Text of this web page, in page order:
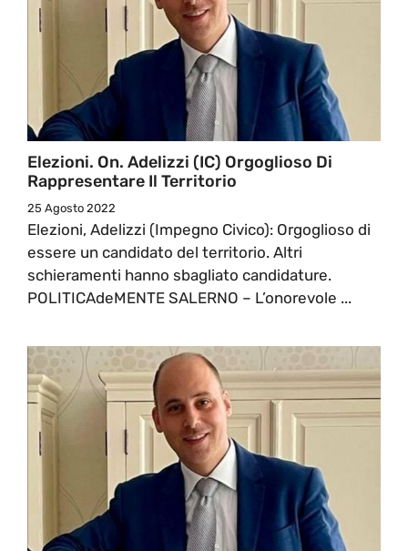
Elezioni. On. Adelizzi (IC) Orgoglioso Di
Rappresentare Il Territorio
25 Agosto 2022
Elezioni, Adelizzi (Impegno Civico): Orgoglioso di
essere un candidato del territorio. Altri
schieramenti hanno sbagliato candidature.
POLITICAdeMENTE SALERNO – L’onorevole ...